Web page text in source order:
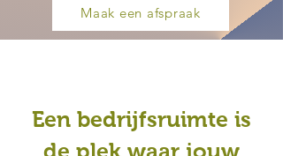
Maak een afspraak
Een bedrijfsruimte is
de plek waar jouw